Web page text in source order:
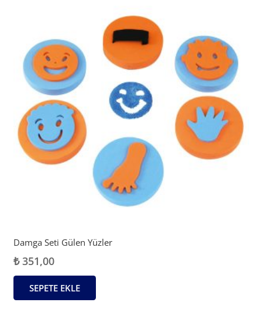
Damga Seti Gülen Yüzler
₺351,00
SEPETE EKLE